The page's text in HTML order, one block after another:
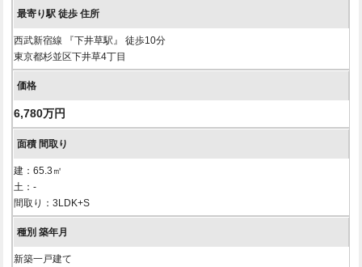
西武新宿線 『下井草駅』 徒歩10分
東京都杉並区下井草4丁目
6,780万円
建：65.3㎡
土：-
間取り：3LDK+S
新築一戸建て